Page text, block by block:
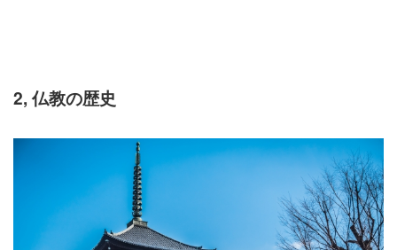
2, 仏教の歴史